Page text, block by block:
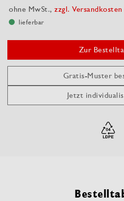
ohne MwSt., zzgl. Versandkosten
lieferbar
Zur
Gratis-Muster
Jetzt